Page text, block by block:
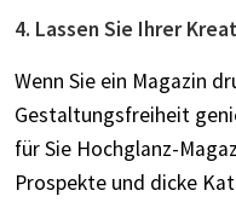
4. Lassen Sie Ihrer
Wenn Sie ein Magazin
Gestaltungsfreiheit
für Sie Hochglanz-
Prospekte und dicke